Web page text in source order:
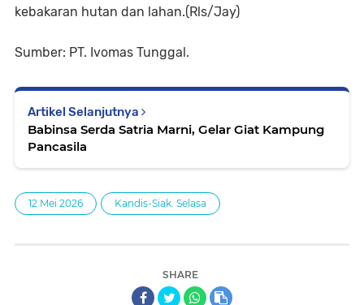
kebakaran hutan dan lahan.(Rls/Jay)
Sumber: PT. Ivomas Tunggal.
Artikel Selanjutnya
Babinsa Serda Satria Marni, Gelar Giat Kampung
Pancasila
12 Mei 2026 Kandis-Siak. Selasa
SHARE